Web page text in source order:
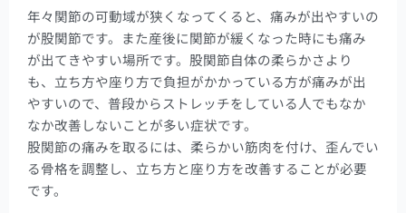
年々関節の可動域が狭くなってくると、痛みが出やすいの
が股関節です。また産後に関節が緩くなった時にも痛み
が出てきやすい場所です。股関節自体の柔らかさより
も、立ち方や座り方で負担がかかっている方が痛みが出
やすいので、普段からストレッチをしている人でもなか
なか改善しないことが多い症状です。
股関節の痛みを取るには、柔らかい筋肉を付け、歪んでい
る骨格を調整し、立ち方と座り方を改善することが必要
です。